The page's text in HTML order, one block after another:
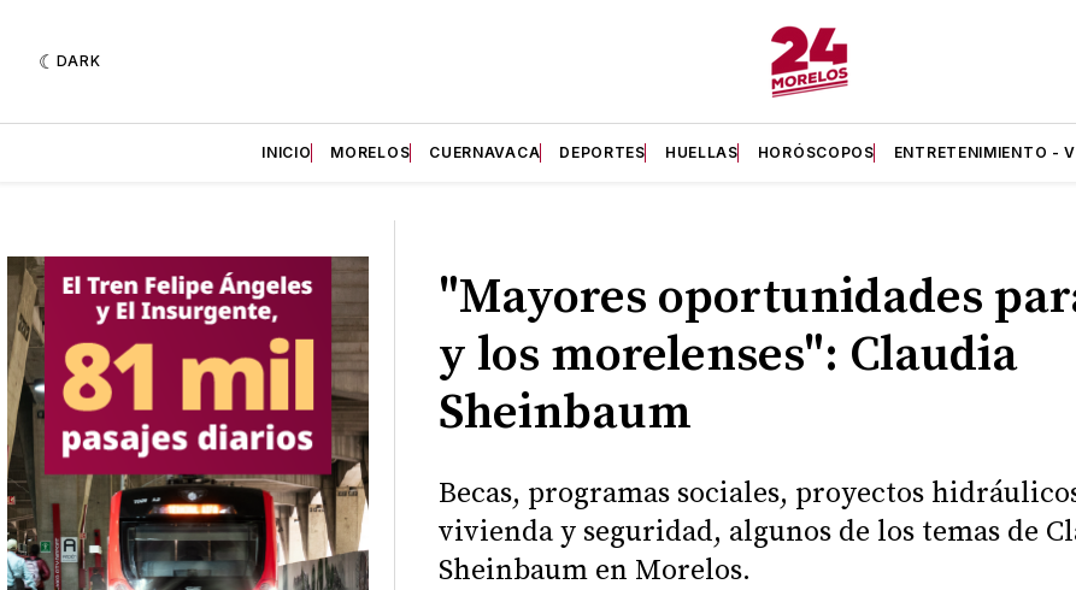
DARK
INICIO MORELOS CUERNAVACA DEPORTES HUELLAS HORÓSCOPOS ENTRETENIMIENTO -
"Mayores oportunidades
y los morelenses": Claudia
Sheinbaum
Becas, programas sociales, proyectos
vivienda y seguridad, algunos de los temas de
Sheinbaum en Morelos.